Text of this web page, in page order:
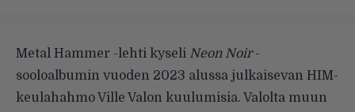
Metal Hammer -lehti kyseli Neon Noir-
sooloalbumin vuoden 2023 alussa julkaisevan HIM-
keulahahmo Ville Valon kuulumisia. Valolta muun